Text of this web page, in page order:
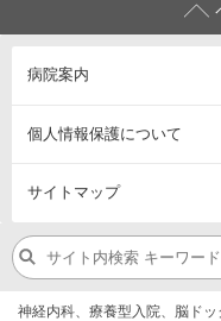
病院案内
個人情報保護について
サイトマップ
神経内科、療養型入院、脳ド